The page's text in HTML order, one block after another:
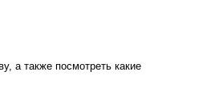
а также посмотреть какие